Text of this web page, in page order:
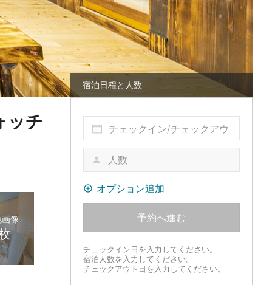
宿泊日程と人数
チェックイン/チェックアウ
ト
オプション追加
予約へ進む
チェックイン日を入力してください。
宿泊人数を入力してください。
チェックアウト日を入力してください。
ッチ
画像